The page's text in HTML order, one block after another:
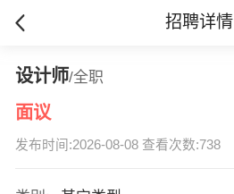
招聘详情
设计师/全职
面议
发布时间:2026-08-08 查看次数:738